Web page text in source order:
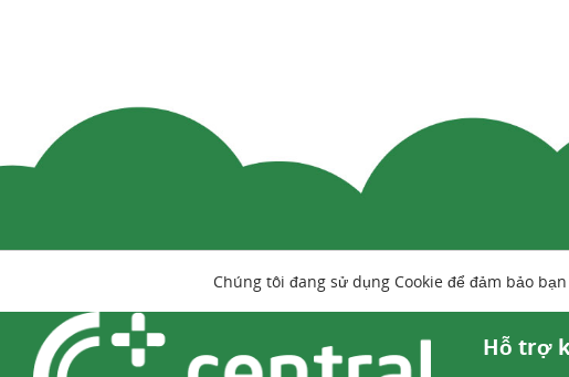
Chúng tôi đang sử dụng Cookie để đảm bảo
Hỗ trợ